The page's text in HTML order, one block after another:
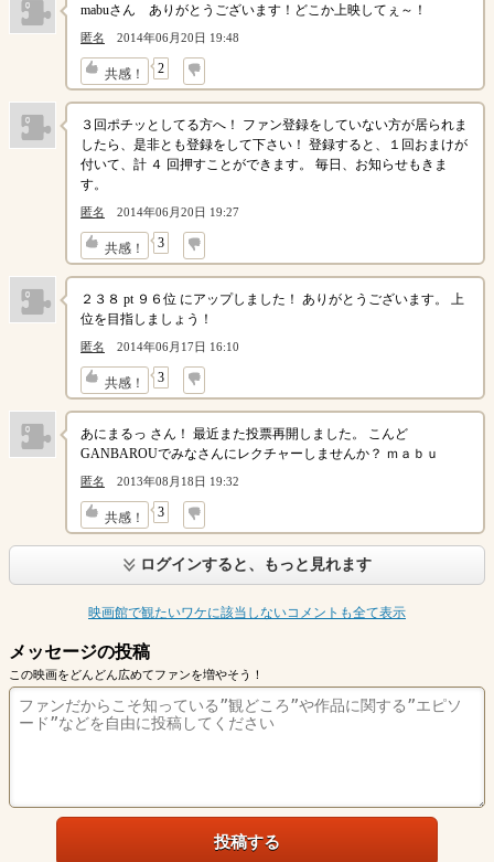
mabuさん ありがとうございます！どこか上映してぇ～！
匿名 2014年06月20日 19:48
共感！ 2
↓
３回ポチッとしてる方へ！ ファン登録をしていない方が居られま
したら、是非とも登録をして下さい！ 登録すると、１回おまけが
付いて、計 ４ 回押すことができます。 毎日、お知らせもきま
す。
匿名 2014年06月20日 19:27
共感！ 3
↓
２３８ pt ９６位 にアップしました！ ありがとうございます。 上
位を目指しましょう！
匿名 2014年06月17日 16:10
共感！ 3
↓
あにまるっ さん！ 最近また投票再開しました。 こんど
GANBAROUでみなさんにレクチャーしませんか？ ｍａｂｕ
匿名 2013年08月18日 19:32
共感！ 3
↓
ログインすると、もっと見れます
映画館で観たいワケに該当しないコメントも全て表示
メッセージの投稿
この映画をどんどん広めてファンを増やそう！